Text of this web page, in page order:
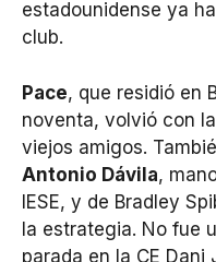
estadounidense ya
club.
Pace, que residió en
noventa, volvió con
viejos amigos.
Antonio Dávila,
IESE, y de Bradley
la estrategia. No fue
parada en la CE